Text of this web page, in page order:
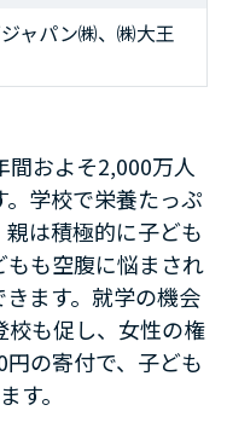
ャパン㈱、㈱大王
間およそ2,000万人
学校で栄養たっぷ
は積極的に子ども
も空腹に悩まされ
ます。就学の機会
校も促し、女性の権
の寄付で、子ども
す。